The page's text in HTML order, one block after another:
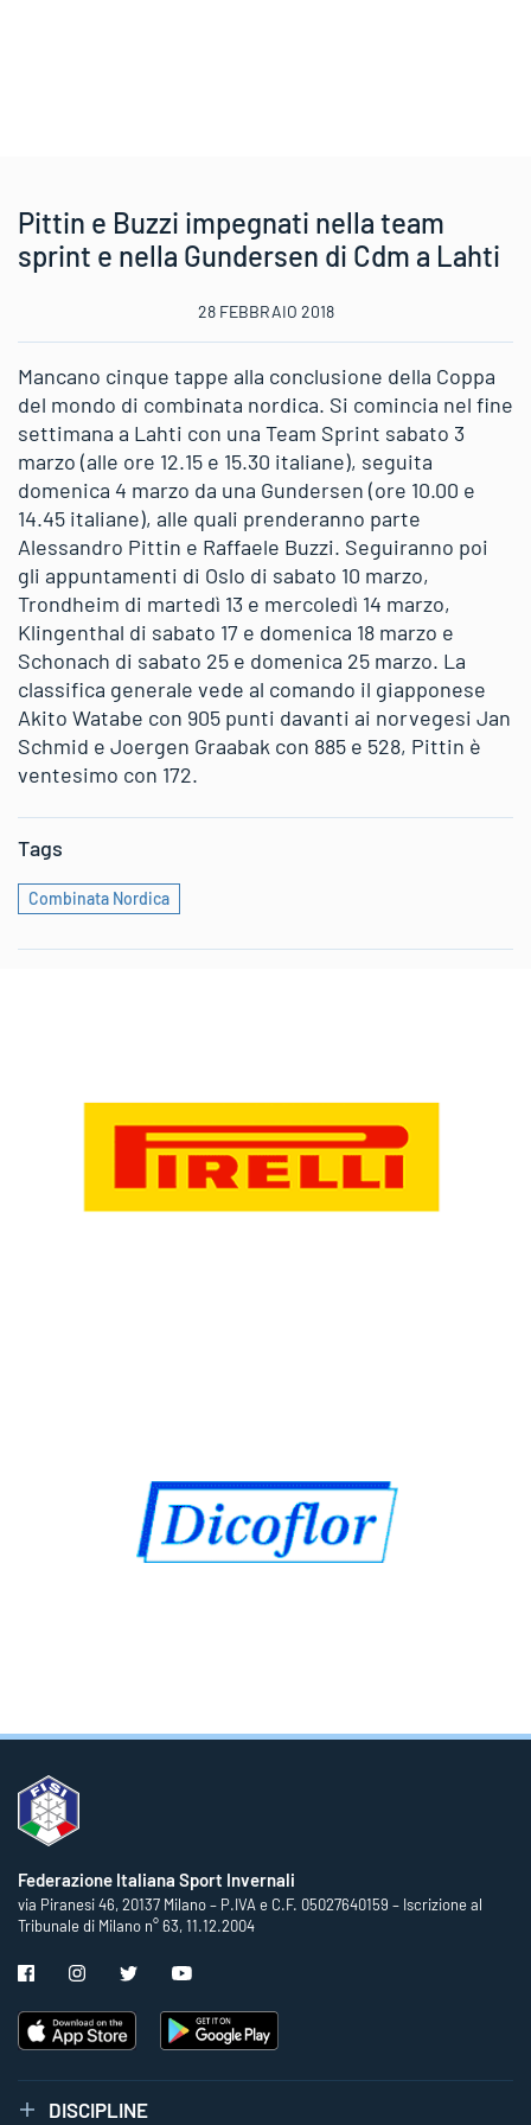
Pittin e Buzzi impegnati nella team
sprint e nella Gundersen di Cdm a Lahti
28 FEBBRAIO 2018
Mancano cinque tappe alla conclusione della Coppa
del mondo di combinata nordica. Si comincia nel fine
settimana a Lahti con una Team Sprint sabato 3
marzo (alle ore 12.15 e 15.30 italiane), seguita
domenica 4 marzo da una Gundersen (ore 10.00 e
14.45 italiane), alle quali prenderanno parte
Alessandro Pittin e Raffaele Buzzi. Seguiranno poi
gli appuntamenti di Oslo di sabato 10 marzo,
Trondheim di martedì 13 e mercoledì 14 marzo,
Klingenthal di sabato 17 e domenica 18 marzo e
Schonach di sabato 25 e domenica 25 marzo. La
classifica generale vede al comando il giapponese
Akito Watabe con 905 punti davanti ai norvegesi Jan
Schmid e Joergen Graabak con 885 e 528, Pittin è
ventesimo con 172.
Tags
Combinata Nordica
Federazione Italiana Sport Invernali
via Piranesi 46, 20137 Milano – P.IVA e C.F. 05027640159 – Iscrizione al
Tribunale di Milano n° 63, 11.12.2004
DISCIPLINE